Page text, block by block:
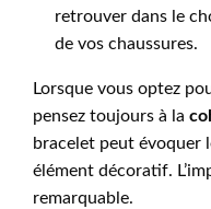
retrouver dans le
de vos chaussures.
Lorsque vous optez
pensez toujours à la
bracelet peut évoquer
élément décoratif.
remarquable.